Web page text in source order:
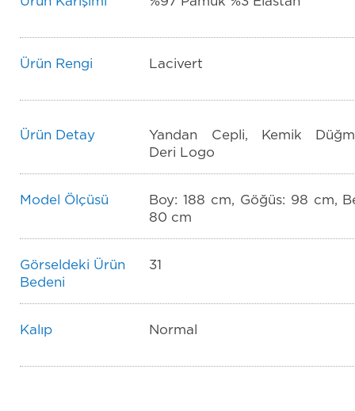
Ürün Rengi Lacivert
Ürün Detay
Yandan Cepli, Kemik
Deri Logo
Model Ölçüsü
Boy: 188 cm, Göğüs: 98 cm,
80 cm
Görseldeki Ürün
Bedeni
31
Kalıp Normal